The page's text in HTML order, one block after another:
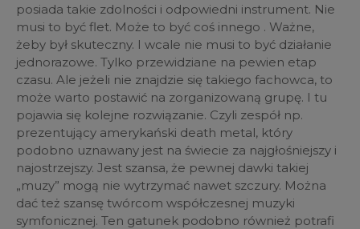
posiada takie zdolności i odpowiedni instrument. Nie
musi to być flet. Może to być coś innego . Ważne,
żeby był skuteczny. I wcale nie musi to być działanie
jednorazowe. Tylko przewidziane na pewien etap
czasu. Ale jeżeli nie znajdzie się takiego fachowca, to
może warto postawić na zorganizowaną grupę. I tu
pojawia się kolejne rozwiązanie. Czyli zespół np.
prezentujący amerykański death metal, który
podobno uznawany jest na świecie za najgłośniejszy i
najostrzejszy. Jest szansa, że pewnej dawki takiej
„muzy” mogą nie wytrzymać nawet szczury. Można
dać też szansę twórcom współczesnej muzyki
symfonicznej. Ten gatunek podobno również potrafi